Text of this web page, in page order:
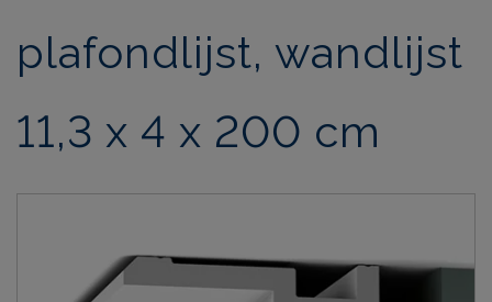
plafondlijst, wandlijst
11,3 x 4 x 200 cm